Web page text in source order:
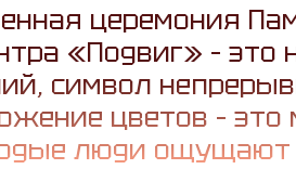
церемония
«Подвиг» –
символ
цветов –
люди ощущают